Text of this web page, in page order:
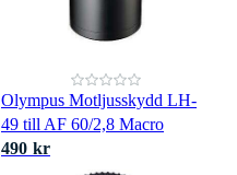
Olympus Motljusskydd LH-
49 till AF 60/2,8 Macro
490 kr